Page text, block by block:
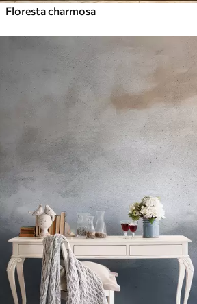
Floresta charmosa